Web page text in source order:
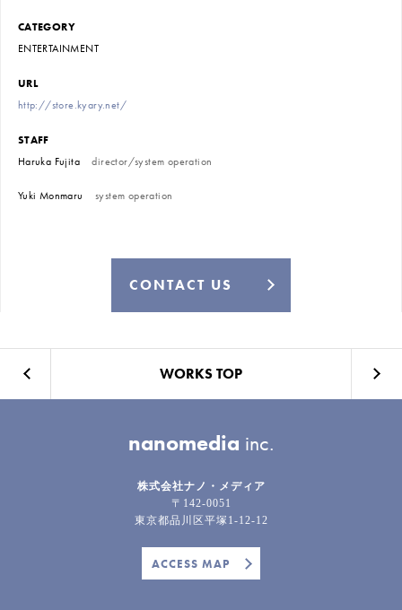
CATEGORY
ENTERTAINMENT
URL
http://store.kyary.net/
STAFF
Haruka Fujita
director/system operation
Yuki Monmaru system operation
CONTACT US
WORKS TOP
nanomedia inc.
株式会社ナノ・メディア
〒142-0051
東京都品川区平塚1-12-12
ACCESS MAP